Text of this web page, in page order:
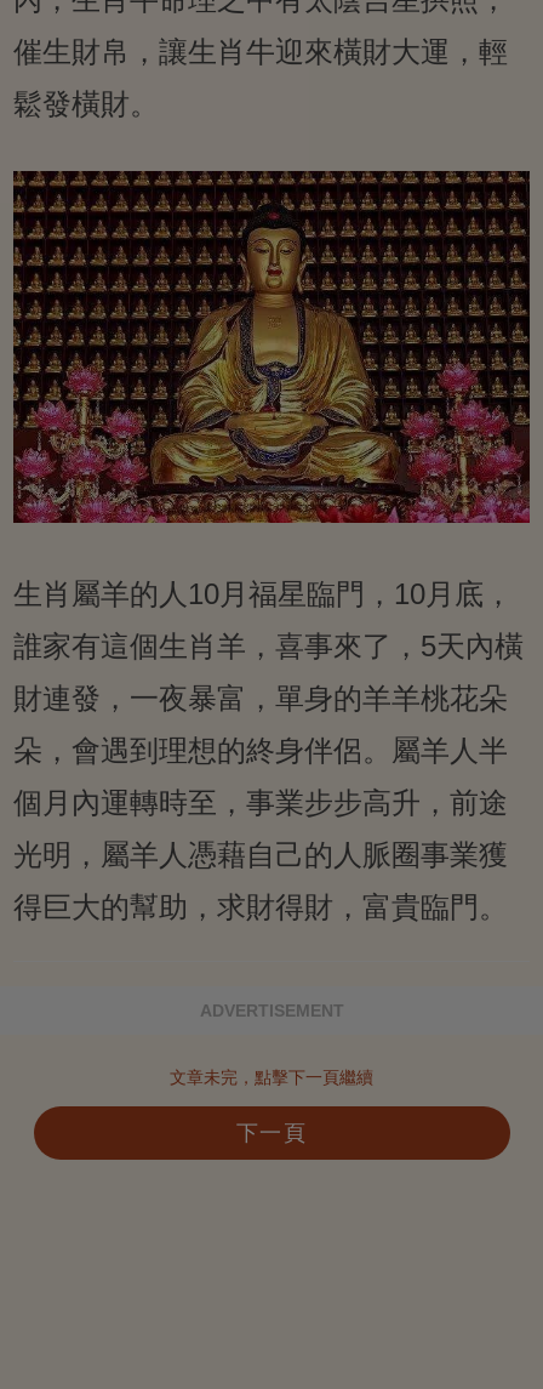
催生財帛，讓生肖牛迎來橫財大運，輕
鬆發橫財。
生肖屬羊的人10月福星臨門，10月底，
誰家有這個生肖羊，喜事來了，5天內橫
財連發，一夜暴富，單身的羊羊桃花朵
朵，會遇到理想的終身伴侶。屬羊人半
個月內運轉時至，事業步步高升，前途
光明，屬羊人憑藉自己的人脈圈事業獲
得巨大的幫助，求財得財，富貴臨門。
ADVERTISEMENT
文章未完，點擊下一頁繼續
下一頁